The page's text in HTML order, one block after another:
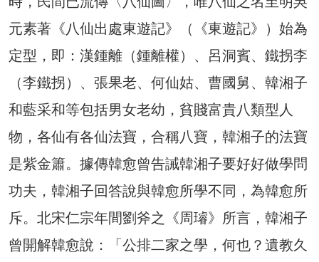
元素著《八仙出處東遊記》（《東遊記》）始為
定型，即：漢鍾離（鍾離權）、呂洞賓、鐵拐李
（李鐵拐）、張果老、何仙姑、曹國舅、韓湘子
和藍采和等包括男女老幼，貧賤富貴八類型人
物，各仙有各仙法寶，合稱八寶，韓湘子的法寶
是紫金簫。據傳韓愈曾告誡韓湘子要好好做學問
功夫，韓湘子回答說與韓愈所學不同，為韓愈所
斥。北宋仁宗年間劉斧之《周璿》所言，韓湘子
曾開解韓愈說：「公排二家之學，何也？遺教久